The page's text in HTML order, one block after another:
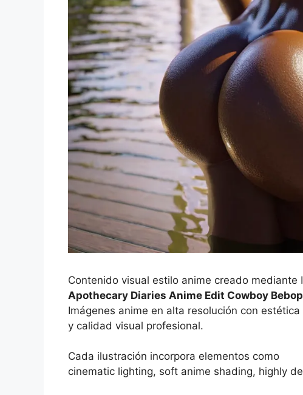
Contenido visual estilo anime creado mediante
Apothecary Diaries Anime Edit Cowboy
Imágenes anime en alta resolución con
y calidad visual profesional.
Cada ilustración incorpora elementos como
cinematic lighting, soft anime shading, highly